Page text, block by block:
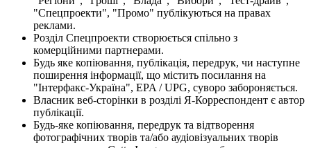
"Спецпроекти", "Промо" публікуються на правах
реклами.
Розділ Спецпроекти створюється спільно з
комерційними партнерами.
Будь яке копіювання, публікація, передрук, чи наступне
поширення інформації, що містить посилання на
"Інтерфакс-Україна", EPA / UPG, суворо забороняється.
Власник веб-сторінки в розділі Я-Корреспондент є автор
публікації.
Будь-яке копіювання, передрук та відтворення
фотографічних творів та/або аудіовізуальних творів